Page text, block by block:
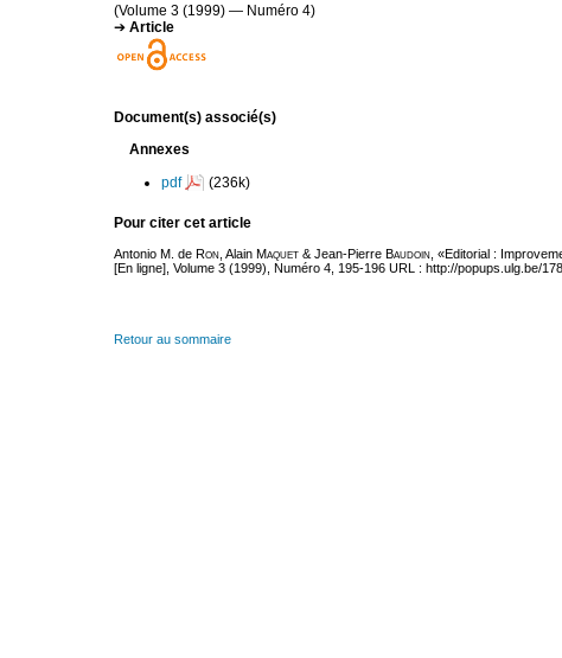
(Volume 3 (1999) — Numéro 4)
Article
Document(s) associé(s)
Annexes
pdf
(236k)
Pour citer cet article
Antonio M. de Ron , Alain Maquet & Jean-Pierre Baudoin , «Editorial :
[En ligne], Volume 3 (1999), Numéro 4, 195-196 URL : http://popups.ulg.be/
Retour au sommaire